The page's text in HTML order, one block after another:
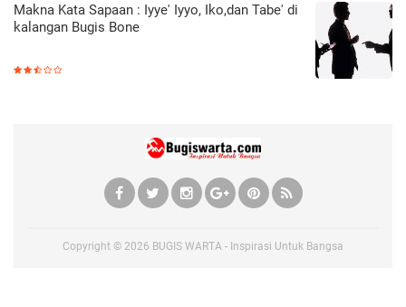
Makna Kata Sapaan : Iyye' Iyyo, Iko,dan Tabe' di
kalangan Bugis Bone
Copyright © 2026 BUGIS WARTA - Inspirasi Untuk Bangsa